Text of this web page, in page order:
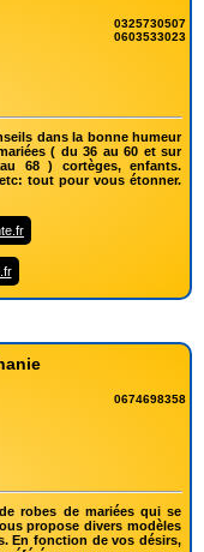
0325730507
0603533023
dans la bonne humeur
( du 36 au 60 et sur
68 ) cortèges, enfants.
tout pour vous étonner.
0674698358
robes de mariées qui se
propose divers modèles
En fonction de vos désirs,